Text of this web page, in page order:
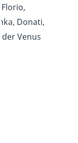
Florio,
Donati,
Venus